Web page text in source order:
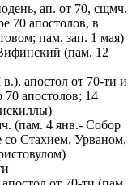
ап. от 70, сщмч.
70 апостолов, в
пам. зап. 1 мая)
(пам. 12
в.), апостол от 70-ти и
апостолов; 14
(пам. 4 янв.- Собор
со Стахием, Урваном,